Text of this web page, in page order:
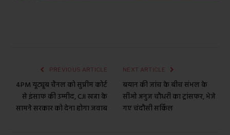
PREVIOUS ARTICLE
4PM यूट्यूब चैनल को सुप्रीम कोर्ट
से इंसाफ की उम्मीद, CJI खन्ना के
सामने सरकार को देना होगा जवाब
NEXT ARTICLE
बयान की जांच के बीच संभल के
सीओ अनुज चौधरी का ट्रांसफर, भेजे
गए चंदौसी सर्किल